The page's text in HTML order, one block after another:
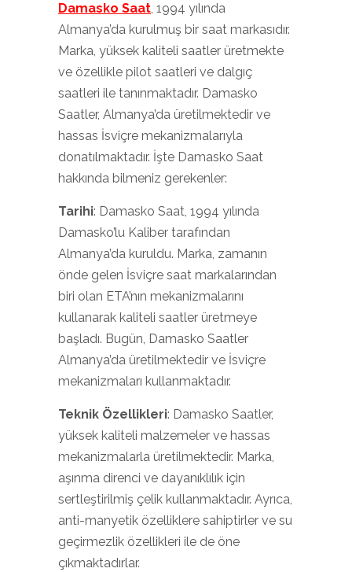
Damasko Saat, 1994 yılında
Almanya’da kurulmuş bir saat markasıdır.
Marka, yüksek kaliteli saatler üretmekte
ve özellikle pilot saatleri ve dalgıç
saatleri ile tanınmaktadır. Damasko
Saatler, Almanya’da üretilmektedir ve
hassas İsviçre mekanizmalarıyla
donatılmaktadır. İşte Damasko Saat
hakkında bilmeniz gerekenler:
Tarihi: Damasko Saat, 1994 yılında
Damasko’lu Kaliber tarafından
Almanya’da kuruldu. Marka, zamanın
önde gelen İsviçre saat markalarından
biri olan ETA’nın mekanizmalarını
kullanarak kaliteli saatler üretmeye
başladı. Bugün, Damasko Saatler
Almanya’da üretilmektedir ve İsviçre
mekanizmaları kullanmaktadır.
Teknik Özellikleri: Damasko Saatler,
yüksek kaliteli malzemeler ve hassas
mekanizmalarla üretilmektedir. Marka,
aşınma direnci ve dayanıklılık için
sertleştirilmiş çelik kullanmaktadır. Ayrıca,
anti-manyetik özelliklere sahiptirler ve su
geçirmezlik özellikleri ile de öne
çıkmaktadırlar.